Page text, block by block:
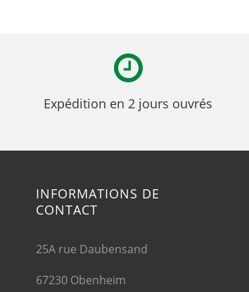
Expédition en 2 jours ouvrés
INFORMATIONS DE
CONTACT
25A rue Daubensand
67230 Obenheim